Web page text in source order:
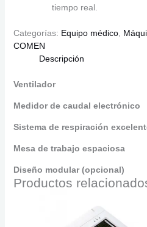
tiempo real.
Categorías: Equipo médico,
COMEN
Descripción
Ventilador
Medidor de caudal electrónico
Sistema de respiración
Mesa de trabajo espaciosa
Diseño modular (opcional)
Productos